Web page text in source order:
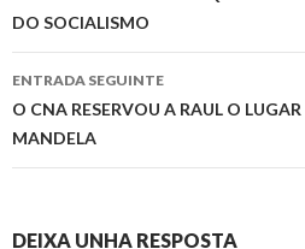
entrada
DO SOCIALISMO
ENTRADA SEGUINTE
O CNA RESERVOU A RAUL O
MANDELA
DEIXA UNHA RESPOSTA